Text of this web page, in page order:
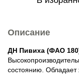
Описание
ДН Пивиха (ФАО
состоянию. Обладает